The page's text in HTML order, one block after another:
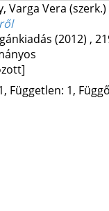
Varga Vera (szerk.)
(2012) ,
Független: 1,